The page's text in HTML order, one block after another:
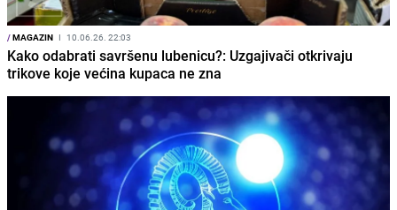
/MAGAZIN I 10.06.26. 22:03
Kako odabrati savršenu lubenicu?: Uzgajivači otkrivaju
trikove koje većina kupaca ne zna